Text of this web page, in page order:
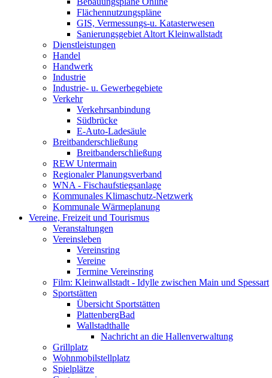
Flächennutzungspläne
GIS, Vermessungs-u. Katasterwesen
Sanierungsgebiet Altort Kleinwallstadt
Dienstleistungen
Handel
Handwerk
Industrie
Industrie- u. Gewerbegebiete
Verkehr
Verkehrsanbindung
Südbrücke
E-Auto-Ladesäule
Breitbanderschließung
Breitbanderschließung
REW Untermain
Regionaler Planungsverband
WNA - Fischaufstiegsanlage
Kommunales Klimaschutz-Netzwerk
Kommunale Wärmeplanung
Vereine, Freizeit und Tourismus
Veranstaltungen
Vereinsleben
Vereinsring
Vereine
Termine Vereinsring
Film: Kleinwallstadt - Idylle zwischen Main und Spessart
Sportstätten
Übersicht Sportstätten
PlattenbergBad
Wallstadthalle
Nachricht an die Hallenverwaltung
Grillplatz
Wohnmobilstellplatz
Spielplätze